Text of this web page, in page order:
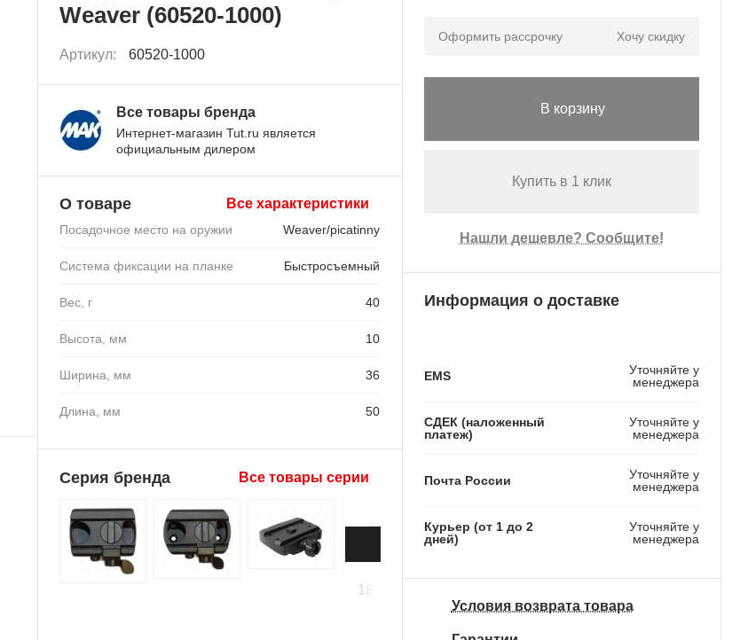
Weaver (60520-1000)
Артикул: 60520-1000
Все товары бренда
Интернет-магазин Tut.ru является
официальным дилером
О товаре Все характеристики
Посадочное место на оружии Weaver/picatinny
Система фиксации на планке Быстросъемный
Вес, г 40
Высота, мм 10
Ширина, мм 36
Длина, мм 50
Серия бренда Все товары серии
18 440 ₽
26 350 ₽ 12 800 ₽
Оформить рассрочку Хочу скидку
В корзину
Купить в 1 клик
Нашли дешевле? Сообщите!
Информация о доставке
EMS
Уточняйте у
менеджера
СДЕК (наложенный
платеж)
Уточняйте у
менеджера
Почта России
Уточняйте у
менеджера
Курьер (от 1 до 2
дней)
Уточняйте у
менеджера
Условия возврата товара